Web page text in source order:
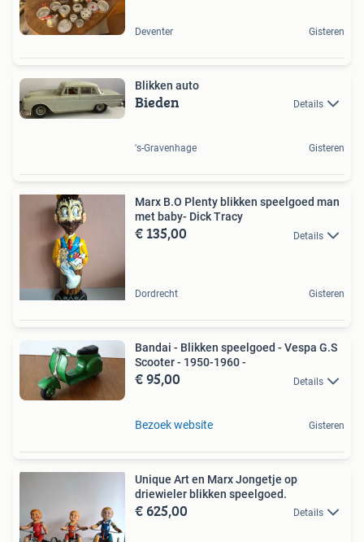
Deventer Gisteren
Blikken auto
Bieden Details
's-Gravenhage Gisteren
Marx B.O Plenty blikken speelgoed man
met baby- Dick Tracy
€ 135,00 Details
Dordrecht Gisteren
Bandai - Blikken speelgoed - Vespa G.S
Scooter - 1950-1960 -
€ 95,00 Details
Bezoek website Gisteren
Unique Art en Marx Jongetje op
driewieler blikken speelgoed.
€ 625,00 Details